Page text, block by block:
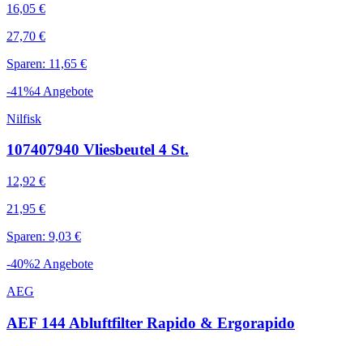
16,05 €
27,70 €
Sparen: 11,65 €
-41%4 Angebote
Nilfisk
107407940 Vliesbeutel 4 St.
12,92 €
21,95 €
Sparen: 9,03 €
-40%2 Angebote
AEG
AEF 144 Abluftfilter Rapido & Ergorapido